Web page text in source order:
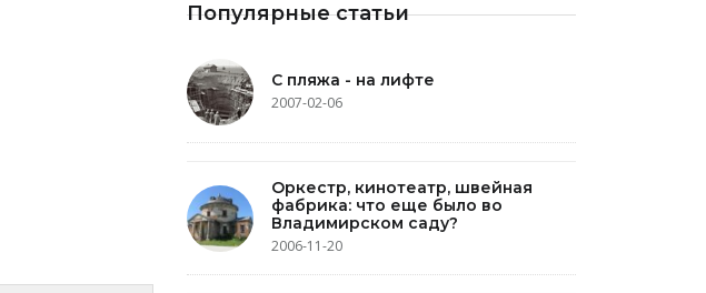
Популярные статьи
С пляжа - на лифте
2007-02-06
Оркестр, кинотеатр, швейная
фабрика: что еще было во
Владимирском саду?
2006-11-20